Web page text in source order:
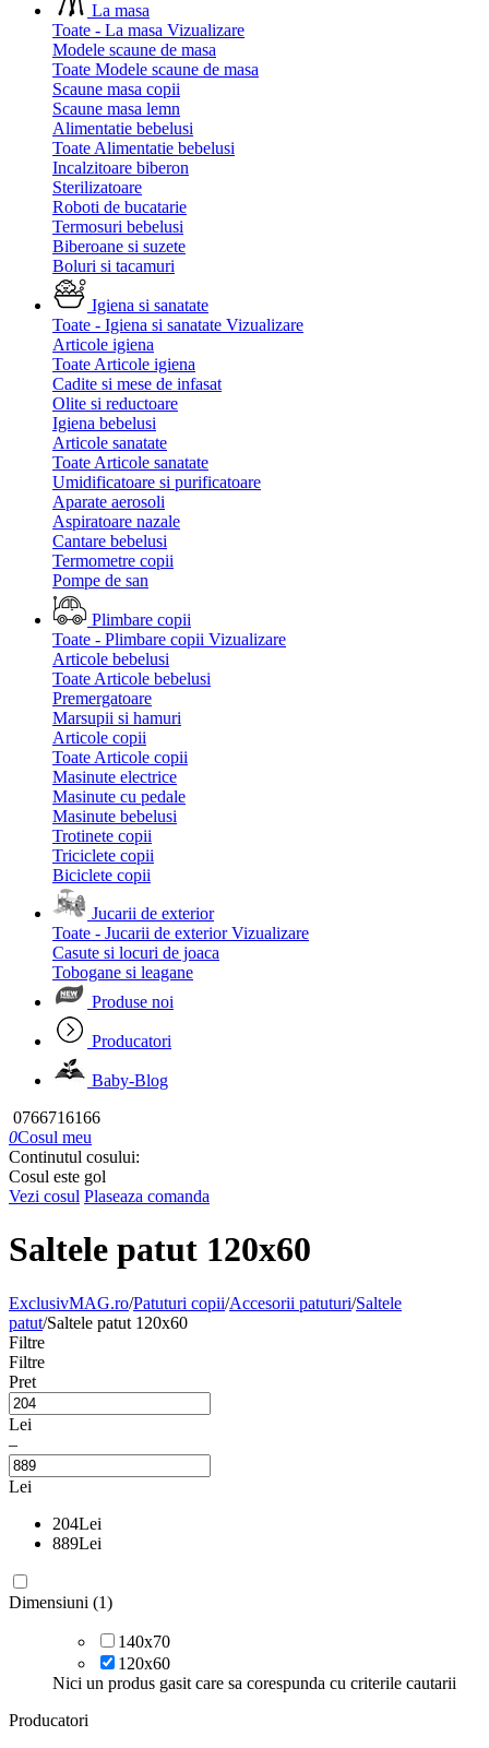
La masa
Toate - La masa Vizualizare
Modele scaune de masa
Toate Modele scaune de masa
Scaune masa copii
Scaune masa lemn
Alimentatie bebelusi
Toate Alimentatie bebelusi
Incalzitoare biberon
Sterilizatoare
Roboti de bucatarie
Termosuri bebelusi
Biberoane si suzete
Boluri si tacamuri
Igiena si sanatate
Toate - Igiena si sanatate Vizualizare
Articole igiena
Toate Articole igiena
Cadite si mese de infasat
Olite si reductoare
Igiena bebelusi
Articole sanatate
Toate Articole sanatate
Umidificatoare si purificatoare
Aparate aerosoli
Aspiratoare nazale
Cantare bebelusi
Termometre copii
Pompe de san
Plimbare copii
Toate - Plimbare copii Vizualizare
Articole bebelusi
Toate Articole bebelusi
Premergatoare
Marsupii si hamuri
Articole copii
Toate Articole copii
Masinute electrice
Masinute cu pedale
Masinute bebelusi
Trotinete copii
Triciclete copii
Biciclete copii
Jucarii de exterior
Toate - Jucarii de exterior Vizualizare
Casute si locuri de joaca
Tobogane si leagane
Produse noi
Producatori
Baby-Blog
0766716166
0Cosul meu
Continutul cosului:
Cosul este gol
Vezi cosul Plaseaza comanda
Saltele patut 120x60
ExclusivMAG.ro/Patuturi copii/Accesorii patuturi/Saltele
patut/Saltele patut 120x60
Filtre
Filtre
Pret
Lei
–
Lei
204Lei
889Lei
Dimensiuni (1)
140x70
120x60
Nici un produs gasit care sa corespunda cu criterile cautarii
Producatori